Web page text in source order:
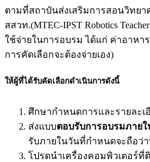
ตามที่สถาบันส่งเสริมการสอนวิทย
สสวท.(MTEC-IPST Robotics
ใช้จ่ายในการอบรม ได้แก่ ค่าอาห
การคัดเลือกจะต้องจ่ายเอง)
ให้ผู้ที่ได้รับคัดเลือกดำเนินการดังนี้
ศึกษากำหนดการและรายละเ
ส่งแบบตอบรับการอบรมภายใ
รับภายในวันที่กำหนดจะถือว่
โปรดนำเครื่องคอมพิวเตอร์ที่